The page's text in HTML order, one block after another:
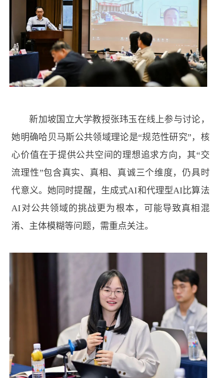
新加坡国立大学教授张玮玉在线上参与讨论，
她明确哈贝马斯公共领域理论是“规范性研究”，核
心价值在于提供公共空间的理想追求方向，其“交
流理性”包含真实、真相、真诚三个维度，仍具时
代意义。她同时提醒，生成式AI和代理型AI比算法
AI对公共领域的挑战更为根本，可能导致真相混
淆、主体模糊等问题，需重点关注。